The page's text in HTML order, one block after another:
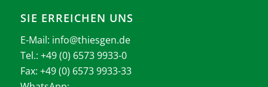
SIE ERREICHEN UNS
E-Mail: info@thiesgen.de
Tel.: +49 (0) 6573 9933-0
Fax: +49 (0) 6573 9933-33